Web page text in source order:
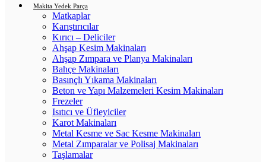
Makita Yedek Parça
Matkaplar
Karıştırıcılar
Kırıcı – Deliciler
Ahşap Kesim Makinaları
Ahşap Zımpara ve Planya Makinaları
Bahçe Makinaları
Basınçlı Yıkama Makinaları
Beton ve Yapı Malzemeleri Kesim Makinaları
Frezeler
Isıtıcı ve Üfleyiciler
Karot Makinaları
Metal Kesme ve Sac Kesme Makinaları
Metal Zımparalar ve Polisaj Makinaları
Taşlamalar